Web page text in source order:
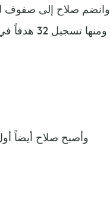
وانضم صلاح إلى صفوف